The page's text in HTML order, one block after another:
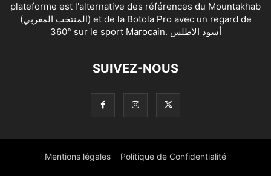
plateforme est l'alternative des références du Mountakhab
(المنتخب المغربي) et de la Botola Pro avec un regard de
360° sur le sport Marocain. أسود الأطلس
SUIVEZ-NOUS
Mentions légales Politique de Confidentialité